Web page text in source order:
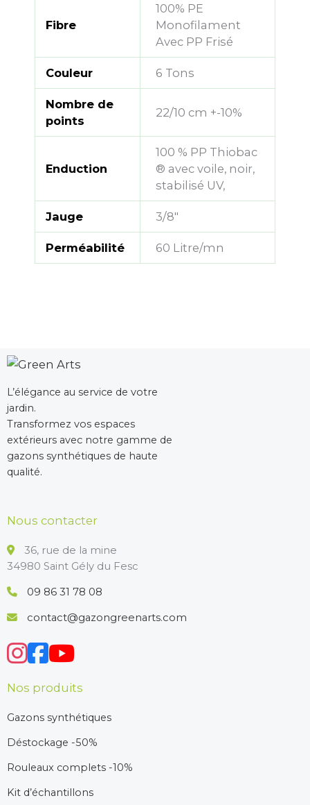
Fibre
100% PE
Monofilament
Avec PP Frisé
Couleur 6 Tons
Nombre de
points
22/10 cm +-10%
Enduction
100 % PP Thiobac
® avec voile, noir,
stabilisé UV,
Jauge 3/8"
Perméabilité 60 Litre/mn
L’élégance au service de votre
jardin.
Transformez vos espaces
extérieurs avec notre gamme de
gazons synthétiques de haute
qualité.
Nous contacter
36, rue de la mine
34980 Saint Gély du Fesc
09 86 31 78 08
contact@gazongreenarts.com
Nos produits
Gazons synthétiques
Déstockage -50%
Rouleaux complets -10%
Kit d’échantillons